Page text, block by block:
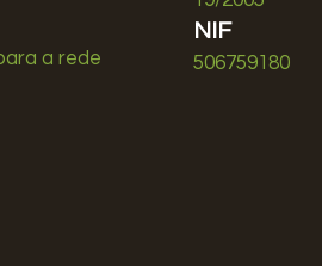
a rede
NIF
506759180